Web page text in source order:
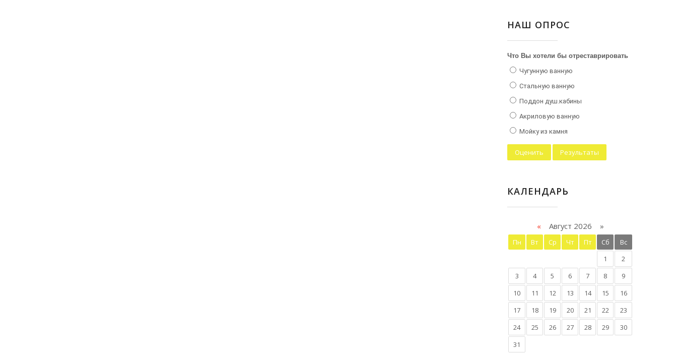
НАШ ОПРОС
Что Вы хотели бы отреставрировать
Чугунную ванную
Стальную ванную
Поддон душ.кабины
Акриловую ванную
Мойку из камня
КАЛЕНДАРЬ
«Август 2026 »
Пн Вт Ср Чт Пт Сб
Вс
1
2
3
4 5 6 7 8
9
10
11 12 13 14 15
16
17
18 19 20 21 22
23
24
25 26 27 28 29
30
31